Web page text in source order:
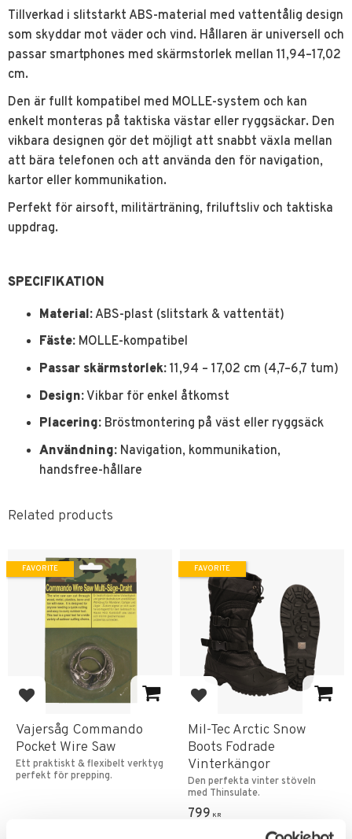
Tillverkad i slitstarkt ABS-material med vattentålig design
som skyddar mot väder och vind. Hållaren är universell och
passar smartphones med skärmstorlek mellan 11,94–17,02
cm.
Den är fullt kompatibel med MOLLE-system och kan
enkelt monteras på taktiska västar eller ryggsäckar. Den
vikbara designen gör det möjligt att snabbt växla mellan
att bära telefonen och att använda den för navigation,
kartor eller kommunikation.
Perfekt för airsoft, militärträning, friluftsliv och taktiska
uppdrag.
SPECIFIKATION
Material:ABS-plast (slitstark & vattentät)
Fäste: MOLLE-kompatibel
Passar skärmstorlek: 11,94 – 17,02 cm (4,7–6,7 tum)
Design:Vikbar för enkel åtkomst
Placering: Bröstmontering på väst eller ryggsäck
Användning: Navigation, kommunikation,
handsfree-hållare
Related products
Add to favorites
Vajersåg Commando
Pocket Wire Saw
Ett praktiskt & flexibelt verktyg
perfekt för prepping.
FAVORITE
Add to favorites
Mil-Tec Arctic Snow
Boots Fodrade
Vinterkängor
Den perfekta vinter stöveln
med Thinsulate.
799 KR
FAVORITE